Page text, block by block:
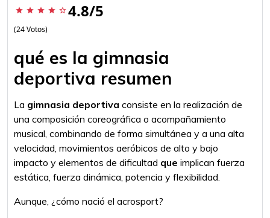
star star star star star_border 4.8/5
(24 Votos)
qué es la gimnasia
deportiva resumen
La gimnasia deportiva consiste en la realización de
una composición coreográfica o acompañamiento
musical, combinando de forma simultánea y a una alta
velocidad, movimientos aeróbicos de alto y bajo
impacto y elementos de dificultad que implican fuerza
estática, fuerza dinámica, potencia y flexibilidad.
Aunque, ¿cómo nació el acrosport?